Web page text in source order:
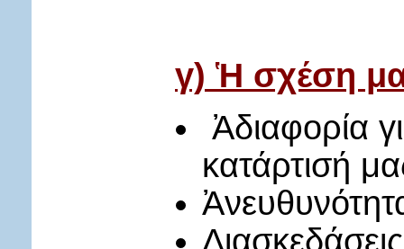
γ) Ἡ σχέση
Ἀδιαφορία
κατάρτισή